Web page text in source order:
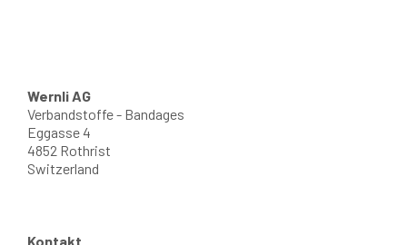
Wernli AG
Verbandstoffe - Bandages
Eggasse 4
4852 Rothrist
Switzerland
Kontakt